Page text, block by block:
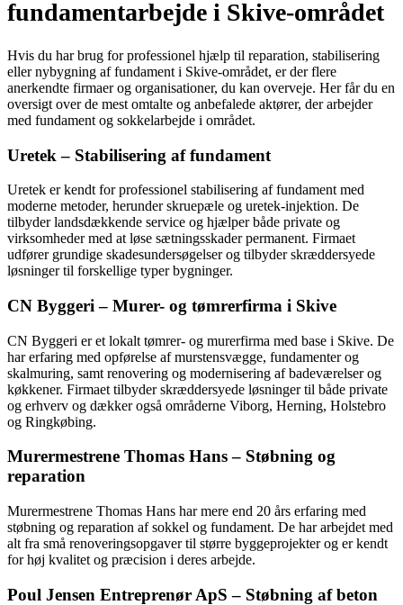
fundamentarbejde i Skive-området
Hvis du har brug for professionel hjælp til reparation, stabilisering
eller nybygning af fundament i Skive-området, er der flere
anerkendte firmaer og organisationer, du kan overveje. Her får du en
oversigt over de mest omtalte og anbefalede aktører, der arbejder
med fundament og sokkelarbejde i området.
Uretek – Stabilisering af fundament
Uretek er kendt for professionel stabilisering af fundament med
moderne metoder, herunder skruepæle og uretek-injektion. De
tilbyder landsdækkende service og hjælper både private og
virksomheder med at løse sætningsskader permanent. Firmaet
udfører grundige skadesundersøgelser og tilbyder skræddersyede
løsninger til forskellige typer bygninger.
CN Byggeri – Murer- og tømrerfirma i Skive
CN Byggeri er et lokalt tømrer- og murerfirma med base i Skive. De
har erfaring med opførelse af murstensvægge, fundamenter og
skalmuring, samt renovering og modernisering af badeværelser og
køkkener. Firmaet tilbyder skræddersyede løsninger til både private
og erhverv og dækker også områderne Viborg, Herning, Holstebro
og Ringkøbing.
Murermestrene Thomas Hans – Støbning og
reparation
Murermestrene Thomas Hans har mere end 20 års erfaring med
støbning og reparation af sokkel og fundament. De har arbejdet med
alt fra små renoveringsopgaver til større byggeprojekter og er kendt
for høj kvalitet og præcision i deres arbejde.
Poul Jensen Entreprenør ApS – Støbning af beton